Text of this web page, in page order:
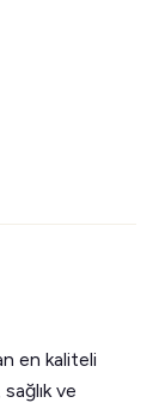
en kaliteli
ve